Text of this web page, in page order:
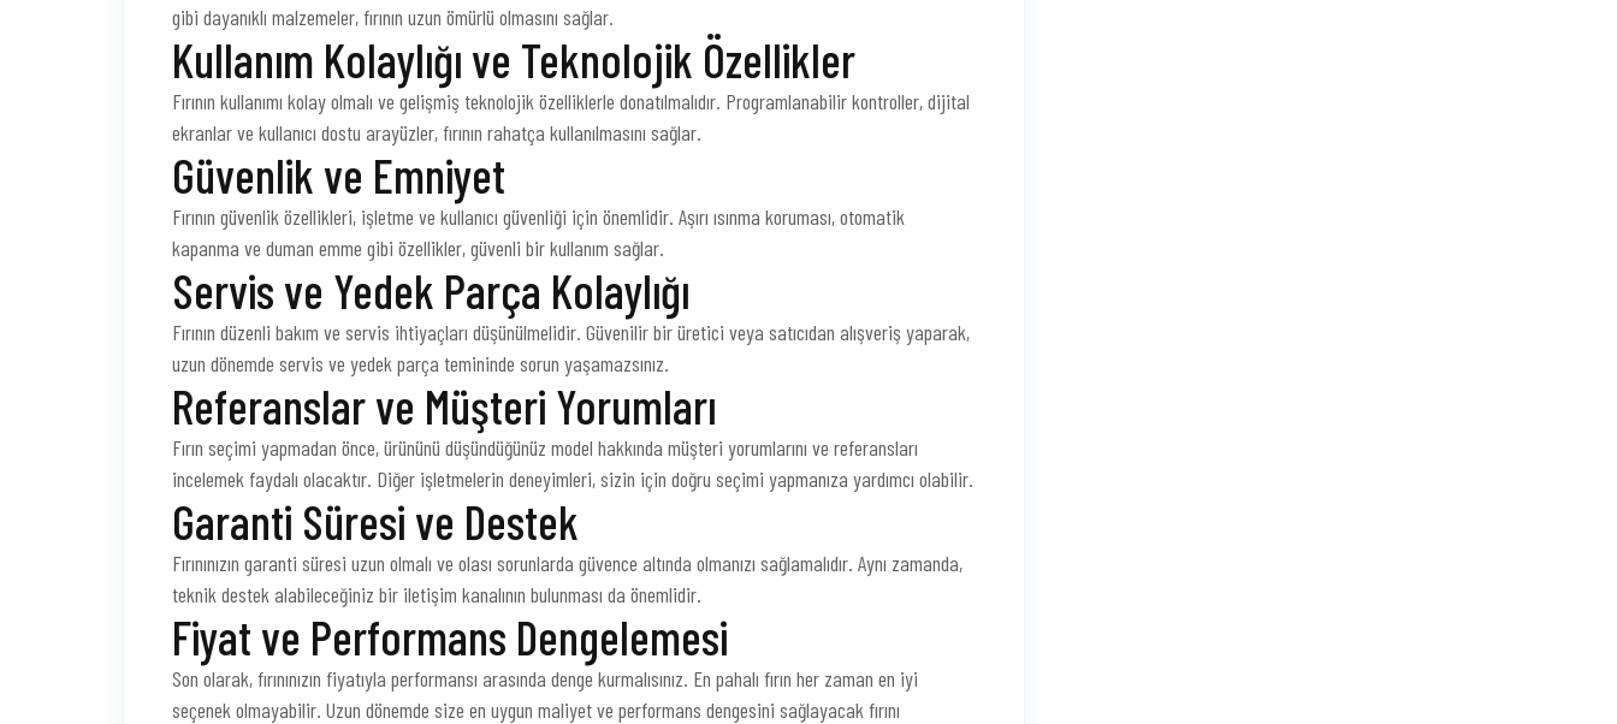
gibi dayanıklı malzemeler, fırının uzun ömürlü olmasını sağlar.
Kullanım Kolaylığı ve Teknolojik Özellikler
Fırının kullanımı kolay olmalı ve gelişmiş teknolojik özelliklerle donatılmalıdır. Programlanabilir kontroller, dijital
ekranlar ve kullanıcı dostu arayüzler, fırının rahatça kullanılmasını sağlar.
Güvenlik ve Emniyet
Fırının güvenlik özellikleri, işletme ve kullanıcı güvenliği için önemlidir. Aşırı ısınma koruması, otomatik
kapanma ve duman emme gibi özellikler, güvenli bir kullanım sağlar.
Servis ve Yedek Parça Kolaylığı
Fırının düzenli bakım ve servis ihtiyaçları düşünülmelidir. Güvenilir bir üretici veya satıcıdan alışveriş yaparak,
uzun dönemde servis ve yedek parça temininde sorun yaşamazsınız.
Referanslar ve Müşteri Yorumları
Fırın seçimi yapmadan önce, ürününü düşündüğünüz model hakkında müşteri yorumlarını ve referansları
incelemek faydalı olacaktır. Diğer işletmelerin deneyimleri, sizin için doğru seçimi yapmanıza yardımcı olabilir.
Garanti Süresi ve Destek
Fırınınızın garanti süresi uzun olmalı ve olası sorunlarda güvence altında olmanızı sağlamalıdır. Aynı zamanda,
teknik destek alabileceğiniz bir iletişim kanalının bulunması da önemlidir.
Fiyat ve Performans Dengelemesi
Son olarak, fırınınızın fiyatıyla performansı arasında denge kurmalısınız. En pahalı fırın her zaman en iyi
seçenek olmayabilir. Uzun dönemde size en uygun maliyet ve performans dengesini sağlayacak fırını